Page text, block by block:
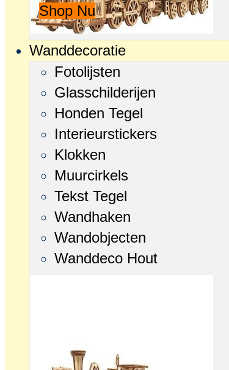
Shop Nu
Wanddecoratie
Fotolijsten
Glasschilderijen
Honden Tegel
Interieurstickers
Klokken
Muurcirkels
Tekst Tegel
Wandhaken
Wandobjecten
Wanddeco Hout